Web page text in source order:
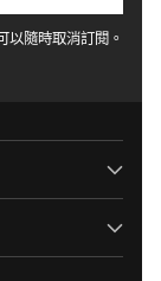
以隨時取消訂閱。